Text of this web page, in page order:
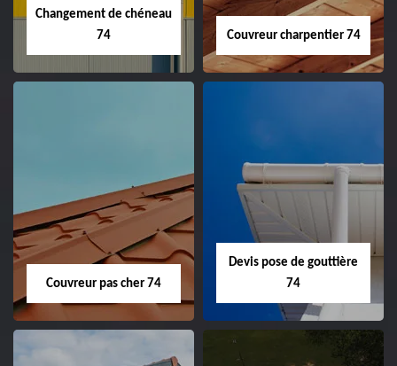
Changement de chéneau
74
Couvreur charpentier 74
Couvreur pas cher 74
Devis pose de gouttière
74